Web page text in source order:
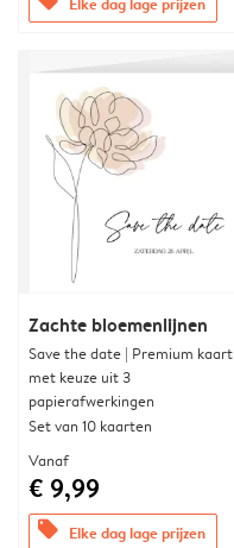
Zachte bloemenlijnen
Save the date | Premium kaart
met keuze uit 3
papierafwerkingen
Set van 10 kaarten
Vanaf
€ 9,99
offers Elke dag lage prijzen